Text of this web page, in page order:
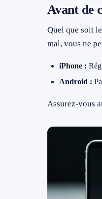
Avant de
Quel que soit
mal, vous ne
iPhone :
Android :
Assurez-vous